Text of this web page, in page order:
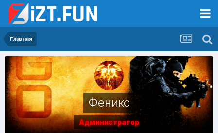
Главная
Феникс
Администратор